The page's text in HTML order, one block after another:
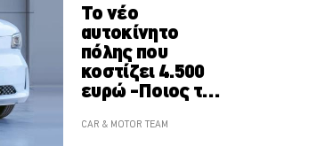
Το νέο
αυτοκίνητο
πόλης που
κοστίζει 4.500
ευρώ -Ποιος το
CAR & MOTOR TEAM